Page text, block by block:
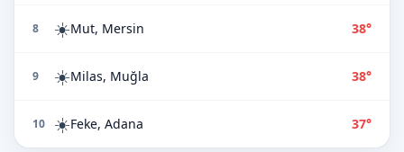
8 ☀️Mut, Mersin 38°
9 ☀️Milas, Muğla 38°
10 ☀️Feke, Adana 37°